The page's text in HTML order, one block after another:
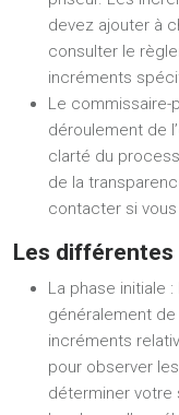
devez ajouter à
consulter le
incréments
Le commissaire-
déroulement de
clarté du
de la
contacter si
Les différentes
La phase initiale
généralement
incréments
pour observer
déterminer votre